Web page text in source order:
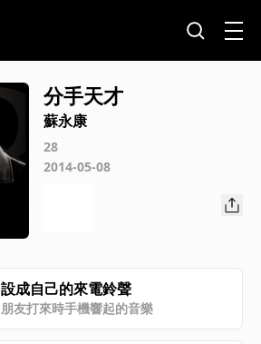
分手天才
蘇永康
28
2014-05-08
設成自己的來電鈴聲
朋友打來時手機響起的音樂